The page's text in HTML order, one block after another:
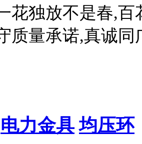
花独放不是春,
质量承诺,真诚
电力金具 均压环